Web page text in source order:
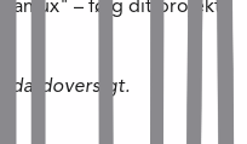
– følg dit projekt